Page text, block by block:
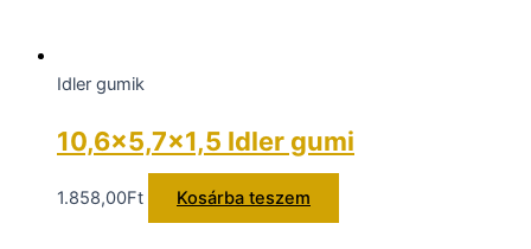
Idler gumik
10,6×5,7×1,5 Idler gumi
1.858,00Ft Kosárba teszem